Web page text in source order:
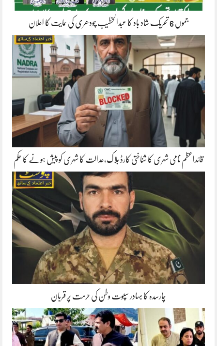
جموں 6 تحریک شاد باد کا عبدالخطیب چودھری کی حمایت کا اعلان
قائداعظم نامی شہری کا شناختی کارڈ بلاک،عدالت کا شہری کو پیش ہونے کا حکم
چارسدہ کا بہادر سپوت وطن کی حرمت پر قربان